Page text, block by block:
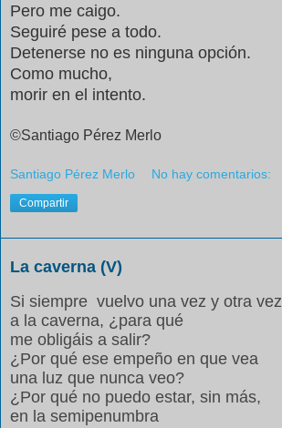
Pero me caigo.
Seguiré pese a todo.
Detenerse no es ninguna opción.
Como mucho,
morir en el intento.
©Santiago Pérez Merlo
Santiago Pérez Merlo No hay comentarios:
Compartir
La caverna (V)
Si siempre vuelvo una vez y otra vez
a la caverna, ¿para qué
me obligáis a salir?
¿Por qué ese empeño en que vea
una luz que nunca veo?
¿Por qué no puedo estar, sin más,
en la semipenumbra